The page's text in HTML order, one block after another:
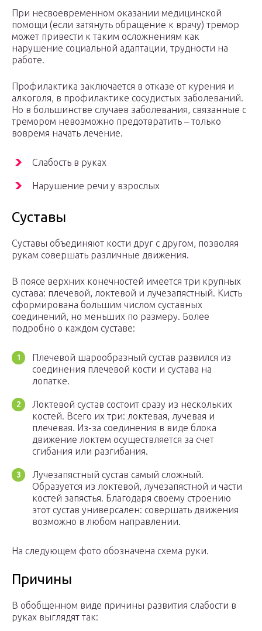
При несвоевременном оказании медицинской
помощи (если затянуть обращение к врачу) тремор
может привести к таким осложнениям как
нарушение социальной адаптации, трудности на
работе.
Профилактика заключается в отказе от курения и
алкоголя, в профилактике сосудистых заболеваний.
Но в большинстве случаев заболевания, связанные с
тремором невозможно предотвратить – только
вовремя начать лечение.
Слабость в руках
Нарушение речи у взрослых
Суставы
Суставы объединяют кости друг с другом, позволяя
рукам совершать различные движения.
В поясе верхних конечностей имеется три крупных
сустава: плечевой, локтевой и лучезапястный. Кисть
сформирована большим числом суставных
соединений, но меньших по размеру. Более
подробно о каждом суставе:
Плечевой шарообразный сустав развился из
соединения плечевой кости и сустава на
лопатке.
Локтевой сустав состоит сразу из нескольких
костей. Всего их три: локтевая, лучевая и
плечевая. Из-за соединения в виде блока
движение локтем осуществляется за счет
сгибания или разгибания.
Лучезапястный сустав самый сложный.
Образуется из локтевой, лучезапястной и части
костей запястья. Благодаря своему строению
этот сустав универсален: совершать движения
возможно в любом направлении.
На следующем фото обозначена схема руки.
Причины
В обобщенном виде причины развития слабости в
руках выглядят так: